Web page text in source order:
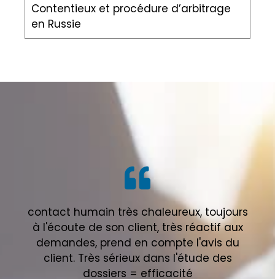
Contentieux et procédure d’arbitrage
en Russie
contact humain très chaleureux, toujours
à l'écoute de son client, très réactif aux
demandes, prend en compte l'avis du
client. Très sérieux dans l'étude des
dossiers = efficacité